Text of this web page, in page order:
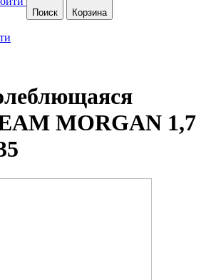
Поиск Корзина
MORGAN 1,7